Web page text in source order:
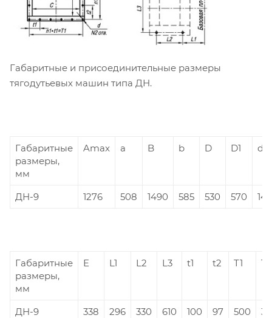
Габаритные и присоединительные размеры
тягодутьевых машин типа ДН.
Габаритные
размеры,
мм
Amax a B b D D1 d
ДН-9 1276 508 1490 585 530 570 14
Габаритные
размеры,
мм
E L1 L2 L3 t1 t2 T1 T2
ДН-9 338 296 330 610 100 97 500